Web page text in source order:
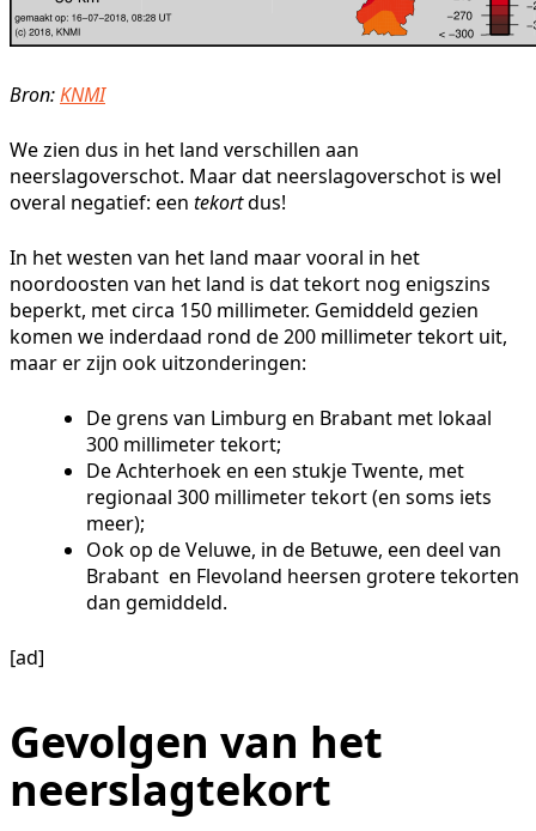
Bron:KNMI
We zien dus in het land verschillen aan
neerslagoverschot. Maar dat neerslagoverschot is wel
overal negatief: een tekortdus!
In het westen van het land maar vooral in het
noordoosten van het land is dat tekort nog enigszins
beperkt, met circa 150 millimeter. Gemiddeld gezien
komen we inderdaad rond de 200 millimeter tekort uit,
maar er zijn ook uitzonderingen:
De grens van Limburg en Brabant met lokaal
300 millimeter tekort;
De Achterhoek en een stukje Twente, met
regionaal 300 millimeter tekort (en soms iets
meer);
Ook op de Veluwe, in de Betuwe, een deel van
Brabant en Flevoland heersen grotere tekorten
dan gemiddeld.
[ad]
Gevolgen van het
neerslagtekort